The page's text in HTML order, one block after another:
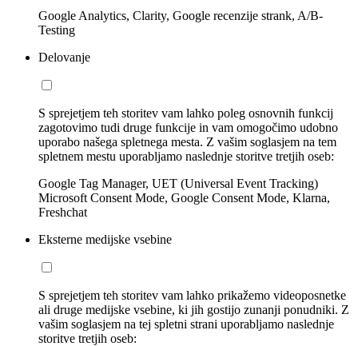
Google Analytics, Clarity, Google recenzije strank, A/B-
Testing
Delovanje
S sprejetjem teh storitev vam lahko poleg osnovnih funkcij
zagotovimo tudi druge funkcije in vam omogočimo udobno
uporabo našega spletnega mesta. Z vašim soglasjem na tem
spletnem mestu uporabljamo naslednje storitve tretjih oseb:
Google Tag Manager, UET (Universal Event Tracking)
Microsoft Consent Mode, Google Consent Mode, Klarna,
Freshchat
Eksterne medijske vsebine
S sprejetjem teh storitev vam lahko prikažemo videoposnetke
ali druge medijske vsebine, ki jih gostijo zunanji ponudniki. Z
vašim soglasjem na tej spletni strani uporabljamo naslednje
storitve tretjih oseb: